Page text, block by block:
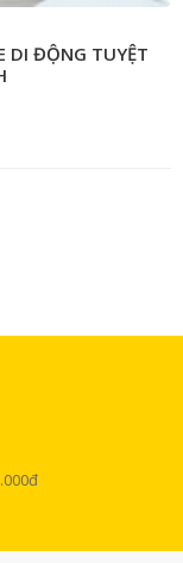
DI ĐỘNG TUYỆT